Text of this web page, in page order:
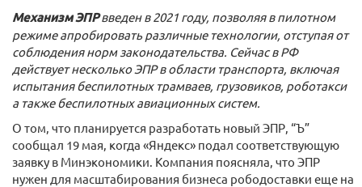
Механизм ЭПРвведен в 2021 году, позволяя в пилотном
режиме апробировать различные технологии, отступая от
соблюдения норм законодательства. Сейчас в РФ
действует несколько ЭПР в области транспорта, включая
испытания беспилотных трамваев, грузовиков, роботакси
а также беспилотных авиационных систем.
О том, что планируется разработать новый ЭПР, “Ъ”
сообщал 19 мая, когда «Яндекс» подал соответствующую
заявку в Минэкономики. Компания поясняла, что ЭПР
нужен для масштабирования бизнеса рободоставки еще на